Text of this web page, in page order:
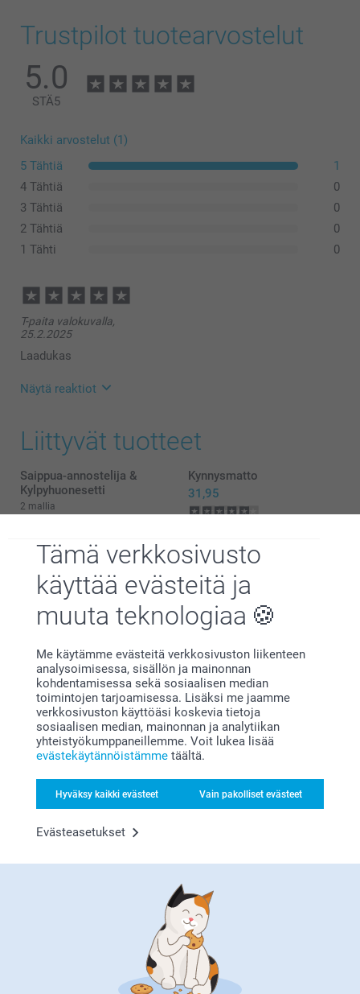
Tämä verkkosivusto
käyttää evästeitä ja
muuta teknologiaa
Me käytämme evästeitä verkkosivuston liikenteen
analysoimisessa, sisällön ja mainonnan
kohdentamisessa sekä sosiaalisen median
toimintojen tarjoamisessa. Lisäksi me jaamme
verkkosivuston käyttöäsi koskevia tietoja
sosiaalisen median, mainonnan ja analytiikan
yhteistyökumppaneillemme. Voit lukea lisää
evästekäytännöistämme täältä.
Hyväksy kaikki evästeet Vain pakolliset evästeet
Evästeasetukset
Trustpilot tuotearvostelut
5.0
STÄ5
Kaikki arvostelut (1)
5 Tähtiä
1
4 Tähtiä
0
3 Tähtiä
0
2 Tähtiä
0
1 Tähti
0
T-paita valokuvalla,
25.2.2025
Laadukas
Näytä reaktiot
3.3.2025
13:49
Hei,
Suuret kiitokset 5 tähdestä ja palautteesta, se on
meille erittäin tärkeää. Kiva että pidät matosta,
toivon siitä olevan iloa pitkäksi aikaa!
Lämpimin kiitoksin,
Liittyvät tuotteet
Saippua-annostelija &
Kylpyhuonesetti
2 mallia
Kynnysmatto
31,95
17,95
(7 arvostelut)
Huppupyyhe
26,95
(1 arvostelut)
Miksismartphoto?
Tyytyväisyystakuu